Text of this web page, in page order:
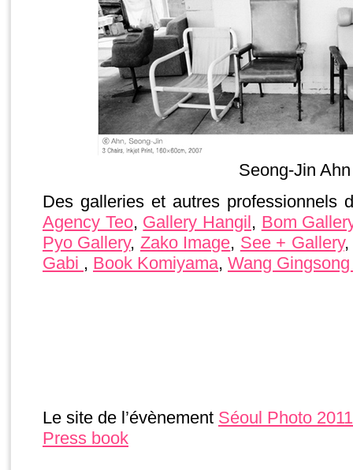
Seong-Jin Ahn
Des galleries et autres professionnels
Agency Teo, Gallery Hangil, Bom
Pyo Gallery, Zako Image, See + Gallery
Gabi , Book Komiyama, Wang
Le site de l’évènement Séoul Photo 2011
Press book